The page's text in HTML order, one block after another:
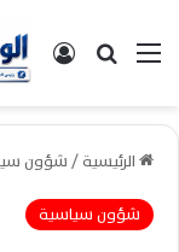
القائمةبحث عن
الرئيسية/شؤون
شؤون سياسية